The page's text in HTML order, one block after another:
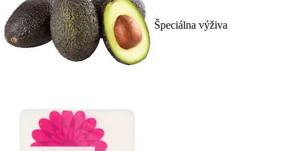
Špeciálna výživa